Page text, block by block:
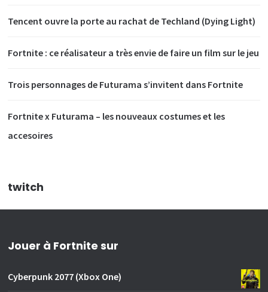
Tencent ouvre la porte au rachat de Techland (Dying Light)
Fortnite : ce réalisateur a très envie de faire un film sur le jeu
Trois personnages de Futurama s’invitent dans Fortnite
Fortnite x Futurama – les nouveaux costumes et les
accesoires
twitch
Jouer à Fortnite sur
Cyberpunk 2077 (Xbox One)